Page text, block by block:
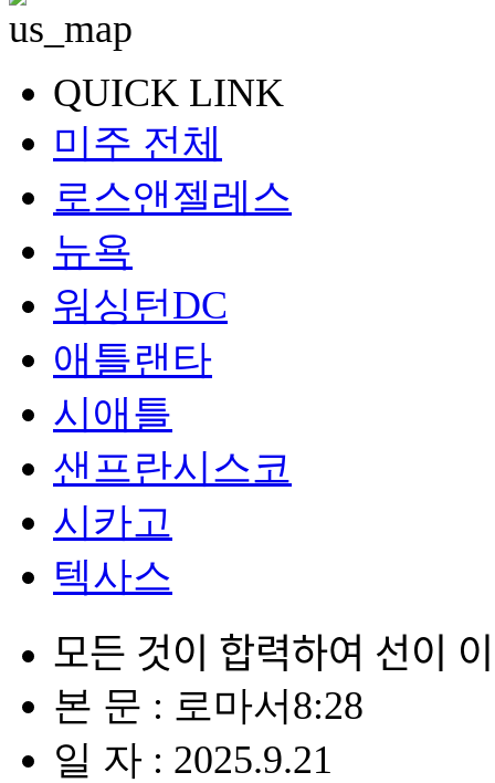
QUICK LINK
미주 전체
로스앤젤레스
뉴욕
워싱턴DC
애틀랜타
시애틀
샌프란시스코
시카고
텍사스
모든 것이 합력하여 선이
본 문 : 로마서8:28
일 자 : 2025.9.21